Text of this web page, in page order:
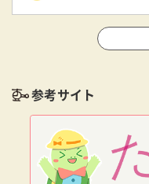
参考サイト